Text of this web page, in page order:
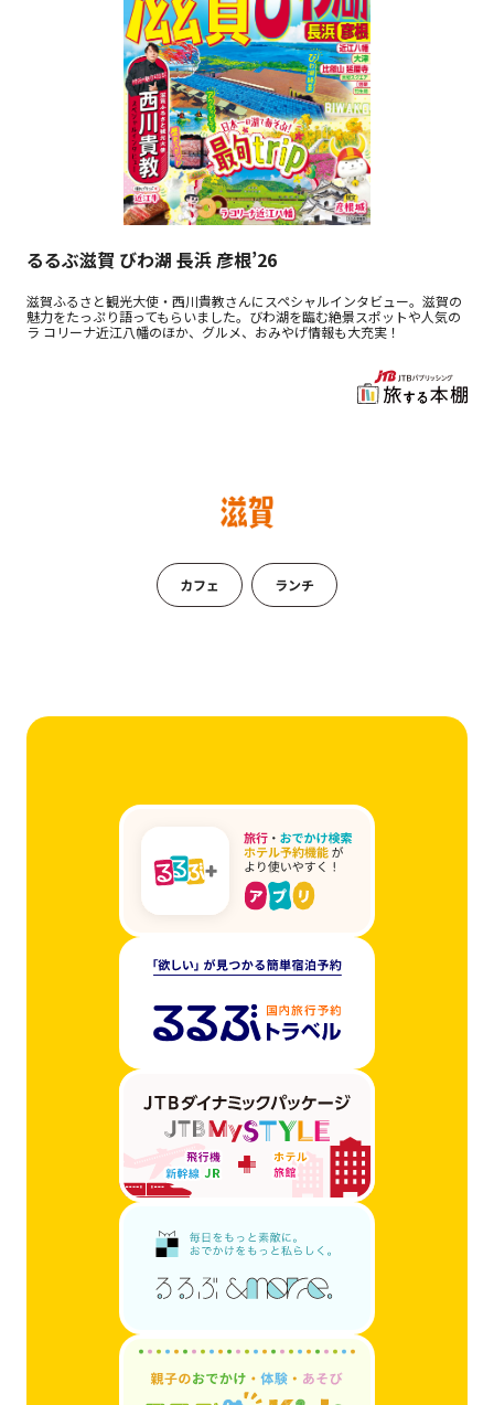
るるぶ滋賀 びわ湖 長浜 彦根’26
滋賀ふるさと観光大使・西川貴教さんにスペシャルインタビュー。滋賀の
魅力をたっぷり語ってもらいました。びわ湖を臨む絶景スポットや人気の
ラ コリーナ近江八幡のほか、グルメ、おみやげ情報も大充実！
カフェ ランチ